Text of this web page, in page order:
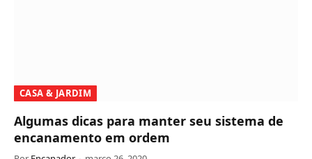
CASA & JARDIM
Algumas dicas para manter seu sistema de
encanamento em ordem